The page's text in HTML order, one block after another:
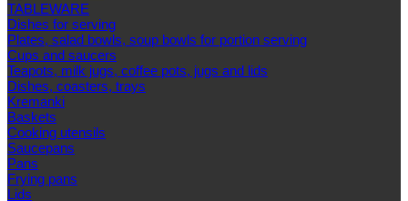
TABLEWARE
Dishes for serving
Plates, salad bowls, soup bowls for portion serving
Cups and saucers
Teapots, milk jugs, coffee pots, jugs and lids
Dishes, coasters, trays
Kremanki
Baskets
Cooking utensils
Saucepans
Pans
Frying pans
Lids